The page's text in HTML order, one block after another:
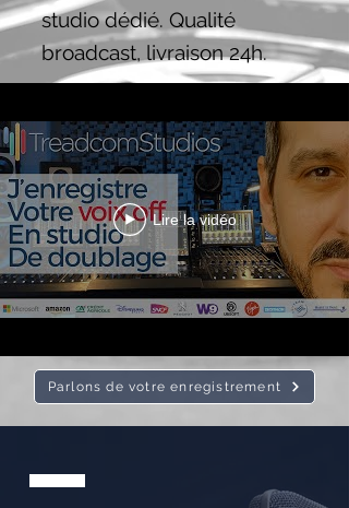
studio dédié. Qualité
broadcast, livraison 24h.
Lire la vidéo
Parlons de votre enregistrement